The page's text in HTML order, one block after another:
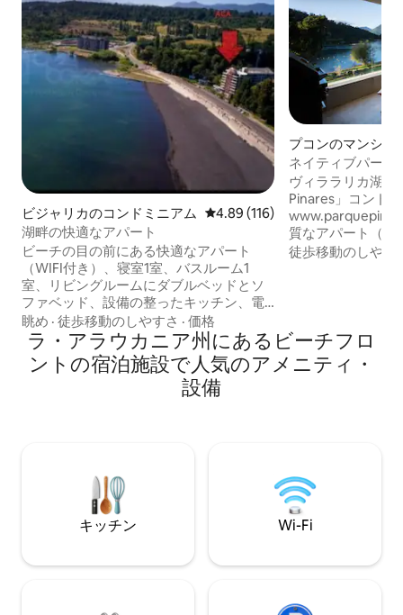
ビジャリカのコンドミニアム レビュー116件、5つ星中4.89つ
4.89 (116)
湖畔の快適なアパート
ビーチの目の前にある快適なアパート
（WIFI付き）、寝室1室、バスルーム1
室、リビングルームにダブルベッドとソ
ファベッド、設備の整ったキッチン、電
気ヒーター、テラス、ケーブルテレビと
Wifi（telsur）、駐車場1台、子供用ゲー
ムエリアとプール。 収容人数：大人2名と
未成年1名 アパートにはベッド1台とソフ
眺め · 徒歩移動のしやすさ · 価格
プコンのマンショ
ート
ネイティブパーク
ンション・アパー
ヴィララリカ湖畔
Pinares」コンド
質なアパート（ 2
トアクセスがあり
クインクローゼッ
クス、大きなバス
ストラン、カジ
徒歩移動のしやす
ラ・アラウカニア州にあるビーチフロ
ントの宿泊施設で人気のアメニティ・
設備
キッチン Wi-Fi